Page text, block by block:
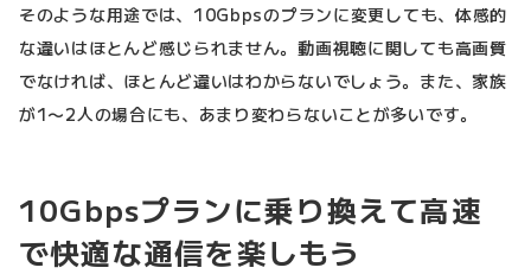
そのような用途では、10Gbpsのプランに変更しても、体感的
な違いはほとんど感じられません。動画視聴に関しても高画質
でなければ、ほとんど違いはわからないでしょう。また、家族
が1〜2人の場合にも、あまり変わらないことが多いです。
10Gbpsプランに乗り換えて高速
で快適な通信を楽しもう